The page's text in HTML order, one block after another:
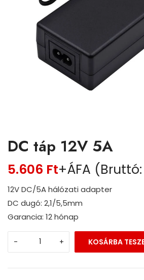
DC táp 12V 5A
5.606 Ft+ÁFA (Bruttó:
12V DC/5A hálózati adapter
DC dugó: 2,1/5,5mm
Garancia: 12 hónap
- + KOSÁRBA